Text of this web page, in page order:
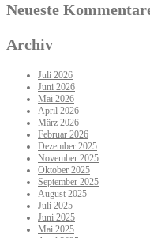
Neueste
Archiv
Juli 2026
Juni 2026
Mai 2026
April 2026
März 2026
Februar 2026
Dezember 2025
November 2025
Oktober 2025
September 2025
August 2025
Juli 2025
Juni 2025
Mai 2025